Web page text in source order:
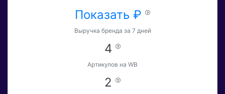
Показать ₽
Выручка бренда за 7 дней
4
Артикулов на WB
2